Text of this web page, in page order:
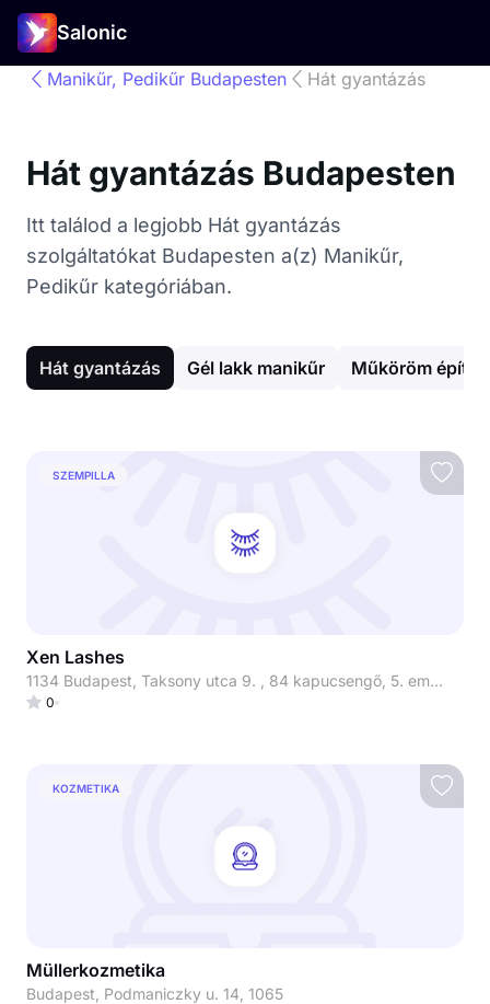
Salonic
Manikűr, Pedikűr Budapesten Hát gyantázás
Hát gyantázás Budapesten
Itt találod a legjobb Hát gyantázás
szolgáltatókat Budapesten a(z) Manikűr,
Pedikűr kategóriában.
Hát gyantázás Gél lakk manikűr Műköröm építés
SZEMPILLA
Xen Lashes
1134 Budapest, Taksony utca 9. , 84 kapucsengő, 5. emelet 510-es lakás
0
KOZMETIKA
Müllerkozmetika
Budapest, Podmaniczky u. 14, 1065